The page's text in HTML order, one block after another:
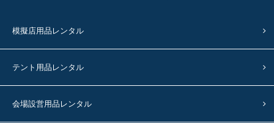
模擬店用品レンタル
テント用品レンタル
会場設営用品レンタル